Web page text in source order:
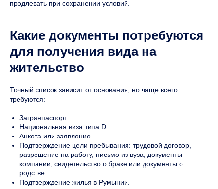
продлевать при сохранении условий.
Какие документы потребуются
для получения вида на
жительство
Точный список зависит от основания, но чаще всего
требуются:
Загранпаспорт.
Национальная виза типа D.
Анкета или заявление.
Подтверждение цели пребывания: трудовой договор,
разрешение на работу, письмо из вуза, документы
компании, свидетельство о браке или документы о
родстве.
Подтверждение жилья в Румынии.